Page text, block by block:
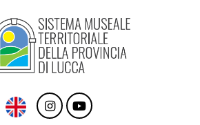
Territoriale della